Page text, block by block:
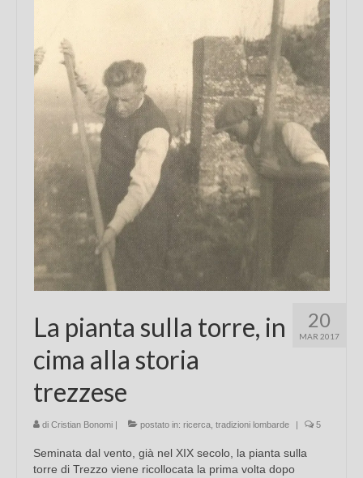
FAQ
Contatti
20
MAR 2017
La pianta sulla torre, in
cima alla storia
trezzese
di Cristian Bonomi | postato in: ricerca tradizioni lombarde | 5
Seminata dal vento, già nel XIX secolo, la pianta sulla
torre di Trezzo viene ricollocata la prima volta dopo